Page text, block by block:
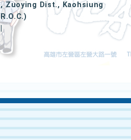
Zuoying Dist., Kaohsiung
|